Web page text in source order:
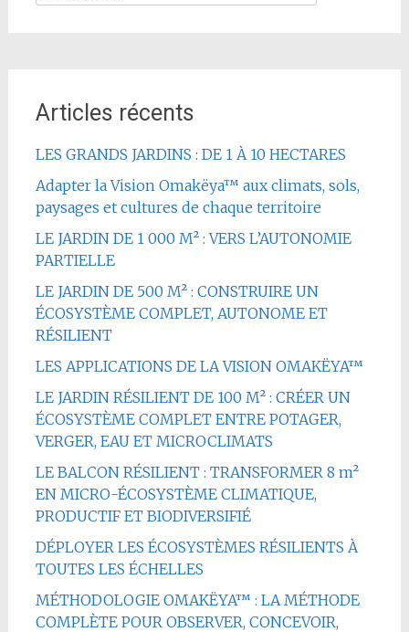
Articles récents
LES GRANDS JARDINS : DE 1 À 10 HECTARES
Adapter la Vision Omakëya™ aux climats, sols,
paysages et cultures de chaque territoire
LE JARDIN DE 1 000 M² : VERS L’AUTONOMIE
PARTIELLE
LE JARDIN DE 500 M² : CONSTRUIRE UN
ÉCOSYSTÈME COMPLET, AUTONOME ET
RÉSILIENT
LES APPLICATIONS DE LA VISION OMAKËYA™
LE JARDIN RÉSILIENT DE 100 M² : CRÉER UN
ÉCOSYSTÈME COMPLET ENTRE POTAGER,
VERGER, EAU ET MICROCLIMATS
LE BALCON RÉSILIENT : TRANSFORMER 8 m²
EN MICRO-ÉCOSYSTÈME CLIMATIQUE,
PRODUCTIF ET BIODIVERSIFIÉ
DÉPLOYER LES ÉCOSYSTÈMES RÉSILIENTS À
TOUTES LES ÉCHELLES
MÉTHODOLOGIE OMAKËYA™ : LA MÉTHODE
COMPLÈTE POUR OBSERVER, CONCEVOIR,